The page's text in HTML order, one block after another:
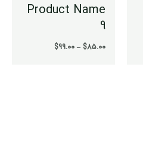
Product Name
9
$85.00
–
$99.00
$99.00